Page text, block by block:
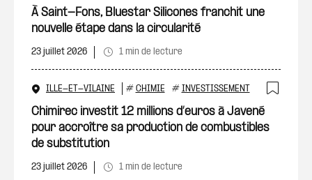
À Saint-Fons, Bluestar Silicones franchit une
nouvelle étape dans la circularité
23 juillet 2026 1 min de lecture
ILLE-ET-VILAINE # CHIMIE # INVESTISSEMENT
Chimirec investit 12 millions d’euros à Javené
pour accroître sa production de combustibles
de substitution
23 juillet 2026 1 min de lecture